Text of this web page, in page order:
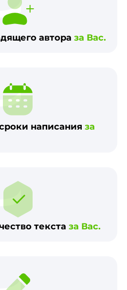
автора за Вас.
написания за
текста за Вас.